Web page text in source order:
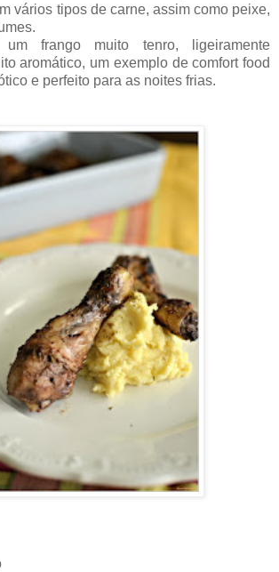
vários tipos de carne, assim como peixe,
frango muito tenro, ligeiramente
aromático, um exemplo de comfort food
e perfeito para as noites frias.